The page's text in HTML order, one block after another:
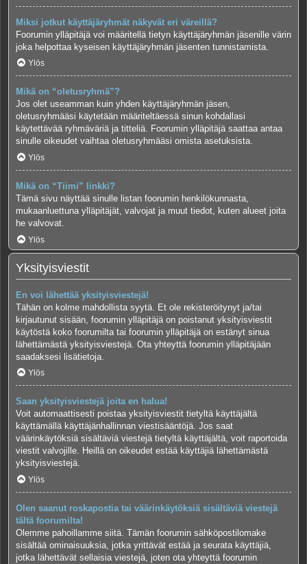
Miksi jotkut käyttäjäryhmät näkyvät eri väreillä?
Foorumin ylläpitäjä voi määritellä tietyn käyttäjäryhmän jäsenille värin
joka helpottaa kyseisen käyttäjäryhmän jäsenten tunnistamista.
Ylös
Mikä on “oletusryhmä”?
Jos olet useamman kuin yhden käyttäjäryhmän jäsen,
oletusryhmääsi käytetään määriteltäessä sinun kohdallasi
käytettävää ryhmäväriä ja titteliä. Foorumin ylläpitäjä saattaa antaa
sinulle oikeudet vaihtaa oletusryhmääsi omista asetuksista.
Ylös
Mikä on “Tiimi” linkki?
Tämä sivu näyttää sinulle listan foorumin henkilökunnasta,
mukaanluettuna ylläpitäjät, valvojat ja muut tiedot, kuten alueet joita
he valvovat.
Ylös
Yksityisviestit
En voi lähettää yksityisviestejä!
Tähän on kolme mahdollista syytä. Et ole rekisteröitynyt ja/tai
kirjautunut sisään, foorumin ylläpitäjä on poistanut yksityisviestit
käytöstä koko foorumilta tai foorumin ylläpitäjä on estänyt sinua
lähettämästä yksityisviestejä. Ota yhteyttä foorumin ylläpitäjään
saadaksesi lisätietoja.
Ylös
Saan yksityisviestejä joita en halua!
Voit automaattisesti poistaa yksityisviestit tietyltä käyttäjältä
käyttämällä käyttäjänhallinnan viestisääntöjä. Jos saat
väärinkäytöksiä sisältäviä viestejä tietyltä käyttäjältä, voit raportoida
viestit valvojille. Heillä on oikeudet estää käyttäjiä lähettämästä
yksityisviestejä.
Ylös
Olen saanut roskapostia tai väärinkäytöksiä sisältäviä viestejä
tältä foorumilta!
Olemme pahoillamme siitä. Tämän foorumin sähköpostilomake
sisältää ominaisuuksia, jotka yrittävät estää ja seurata käyttäjiä,
jotka lähettävät sellaisia viestejä, joten ota yhteyttä foorumin